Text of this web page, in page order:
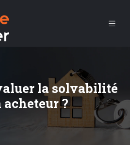
la solvabilité
acheteur ?